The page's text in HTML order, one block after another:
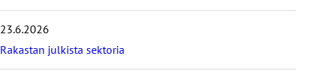
i
m
23.6.2026
Rakastan julkista sektoria